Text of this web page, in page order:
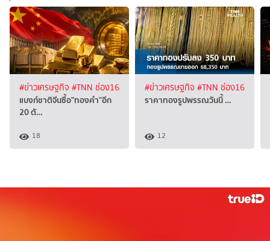
#ข่าวเศรษฐกิจ #TNN ช่อง16
แบงก์ชาติจีนซื้อ"ทองคำ"อีก
20 ตั…
18
#ข่าวเศรษฐกิจ #TNN ช่อง16
ราคาทองรูปพรรณวันนี้ …
12